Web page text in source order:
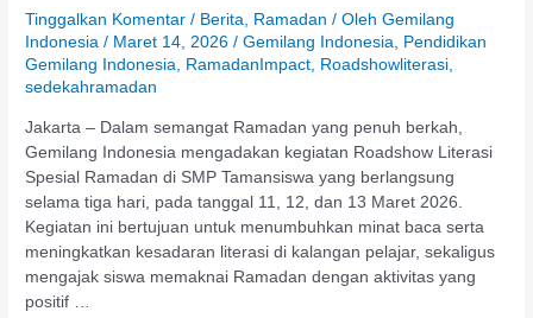
Tinggalkan Komentar / Berita, Ramadan / OlehGemilang
Indonesia/ Maret 14, 2026/Gemilang Indonesia, Pendidikan
Gemilang Indonesia, RamadanImpact, Roadshowliterasi,
sedekahramadan
Jakarta – Dalam semangat Ramadan yang penuh berkah,
Gemilang Indonesia mengadakan kegiatan Roadshow Literasi
Spesial Ramadan di SMP Tamansiswa yang berlangsung
selama tiga hari, pada tanggal 11, 12, dan 13 Maret 2026.
Kegiatan ini bertujuan untuk menumbuhkan minat baca serta
meningkatkan kesadaran literasi di kalangan pelajar, sekaligus
mengajak siswa memaknai Ramadan dengan aktivitas yang
positif …